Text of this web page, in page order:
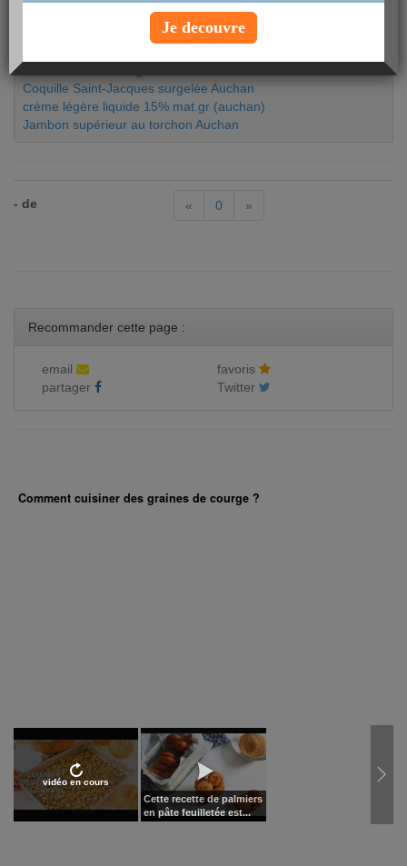
Coquille Saint-Jacques surgelée Auchan
crème légère liquide 15% mat.gr (auchan)
Jambon supérieur au torchon Auchan
- de « 0 »
Recommander cette page :
email
favoris
partager
Twitter
Comment cuisiner des graines de courge ?
vidéo en cours
Cette recette de palmiers
en pâte feuilletée est...
Je decouvre